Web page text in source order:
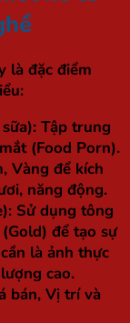
là đặc điểm
Tập trung
(Food Porn).
Vàng để kích
năng động.
Sử dụng tông
để tạo sự
là ảnh thực
cao.
bán, Vị trí và